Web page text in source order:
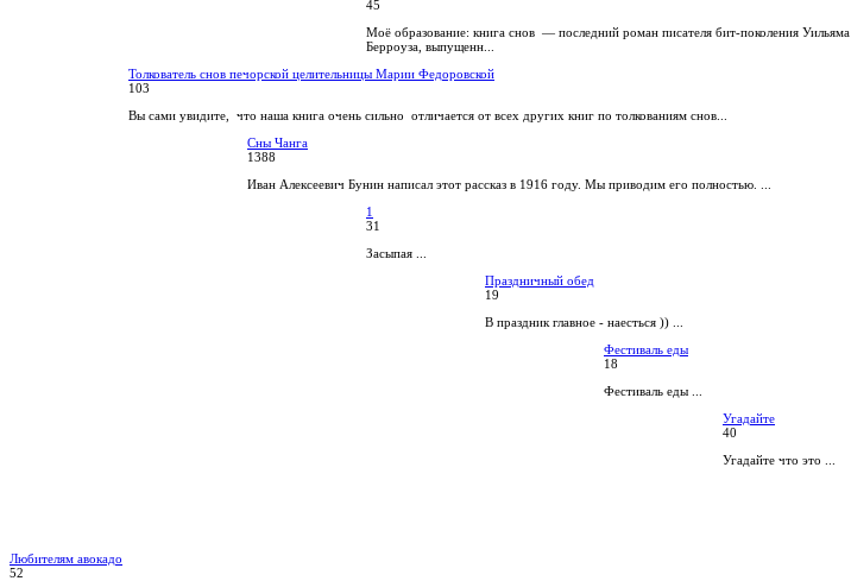
45
Моё образование: книга снов — последний роман писателя бит-поколения Уильяма
Берроуза, выпущенн...
Толкователь снов печорской целительницы Марии Федоровской
103
Вы сами увидите, что наша книга очень сильно отличается от всех других книг по толкованиям снов...
Сны Чанга
1388
Иван Алексеевич Бунин написал этот рассказ в 1916 году. Мы приводим его полностью. ...
1
31
Засыпая ...
Праздничный обед
19
В праздник главное - наесться )) ...
Фестиваль еды
18
Фестиваль еды ...
Угадайте
40
Угадайте что это ...
Любителям авокадо
52